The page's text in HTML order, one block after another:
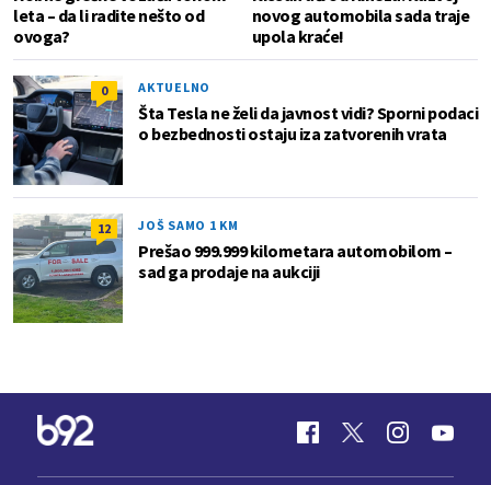
leta – da li radite nešto od
ovoga?
novog automobila sada traje
upola kraće!
0 AKTUELNO
Šta Tesla ne želi da javnost vidi? Sporni podaci
o bezbednosti ostaju iza zatvorenih vrata
12 JOŠ SAMO 1 KM
Prešao 999.999 kilometara automobilom –
sad ga prodaje na aukciji